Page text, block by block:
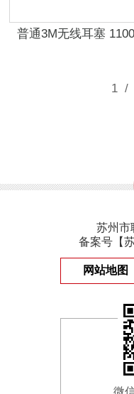
普通3M无线耳塞
1 /
苏州市
备案号【
网站地图
微